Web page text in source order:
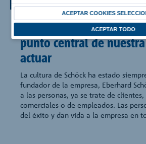
ACEPTAR COOKIES
ACEPTAR TODO
Los clientes y los
punto central de
actuar
La cultura de Schöck ha estado
fundador de la empresa, Eberhard
a las personas, ya se trate de clientes,
comerciales o de empleados. Las
del éxito y dan vida a la empresa en